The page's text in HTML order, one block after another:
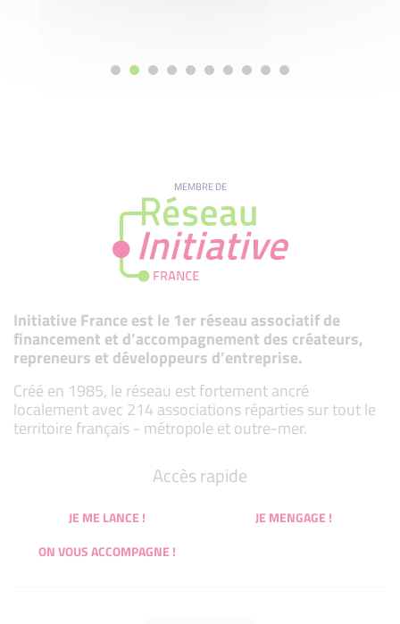
MEMBRE DE
Initiative France est le 1er réseau associatif de
financement et d’accompagnement des créateurs,
repreneurs et développeurs d’entreprise.
Créé en 1985, le réseau est fortement ancré
localement avec 214 associations réparties sur tout le
territoire français - métropole et outre-mer.
Accès rapide
JE ME LANCE !
JE MENGAGE !
ON VOUS ACCOMPAGNE !